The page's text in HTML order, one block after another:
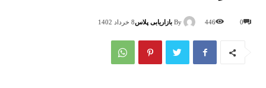
By بازاریابی پلاس8 خرداد 1402 0
446